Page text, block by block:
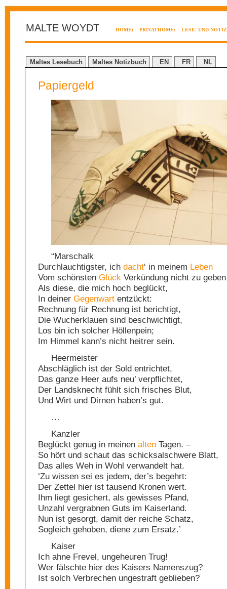
MALTE WOYDT HOME: PRIVATHOME: LESE- UND
Maltes Lesebuch Maltes Notizbuch _EN _FR _NL
Papiergeld
“Marschalk
Durchlauchtigster, ich dacht‘ in meinem Leben
Vom schönsten Glück Verkündung nicht zu geben
Als diese, die mich hoch beglückt,
In deiner Gegenwart entzückt:
Rechnung für Rechnung ist berichtigt,
Die Wucherklauen sind beschwichtigt,
Los bin ich solcher Höllenpein;
Im Himmel kann’s nicht heitrer sein.
Heermeister
Abschläglich ist der Sold entrichtet,
Das ganze Heer aufs neu’ verpflichtet,
Der Landsknecht fühlt sich frisches Blut,
Und Wirt und Dirnen haben’s gut.
…
Kanzler
Beglückt genug in meinen alten Tagen. –
So hört und schaut das schicksalschwere Blatt,
Das alles Weh in Wohl verwandelt hat.
‘Zu wissen sei es jedem, der’s begehrt:
Der Zettel hier ist tausend Kronen wert.
Ihm liegt gesichert, als gewisses Pfand,
Unzahl vergrabnen Guts im Kaiserland.
Nun ist gesorgt, damit der reiche Schatz,
Sogleich gehoben, diene zum Ersatz.’
Kaiser
Ich ahne Frevel, ungeheuren Trug!
Wer fälschte hier des Kaisers Namenszug?
Ist solch Verbrechen ungestraft geblieben?